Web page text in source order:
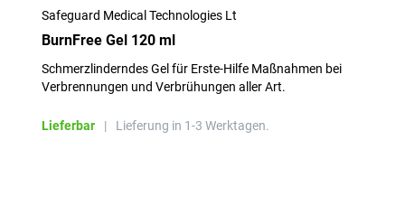
Safeguard Medical Technologies Lt
BurnFree Gel 120 ml
Schmerzlinderndes Gel für Erste-Hilfe Maßnahmen bei
Verbrennungen und Verbrühungen aller Art.
Lieferbar | Lieferung in 1-3 Werktagen.